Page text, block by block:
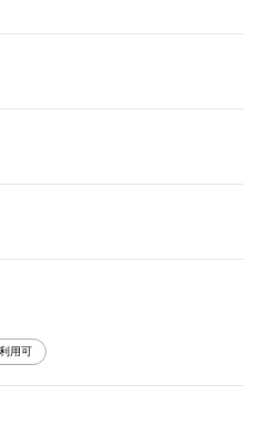
用可